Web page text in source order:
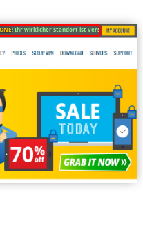
! Ihr wirklicher Standort ist versteckt!